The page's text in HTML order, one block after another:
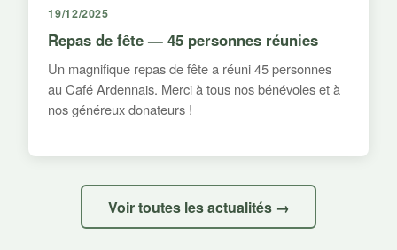
19/12/2025
Repas de fête — 45 personnes réunies
Un magnifique repas de fête a réuni 45 personnes
au Café Ardennais. Merci à tous nos bénévoles et à
nos généreux donateurs !
Voir toutes les actualités →